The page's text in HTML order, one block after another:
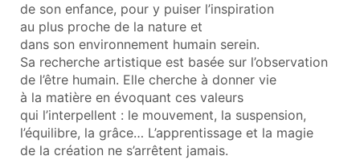
de son enfance, pour y puiser l’inspiration
au plus proche de la nature et
dans son environnement humain serein.
Sa recherche artistique est basée sur l’observation
de l’être humain. Elle cherche à donner vie
à la matière en évoquant ces valeurs
qui l’interpellent : le mouvement, la suspension,
l’équilibre, la grâce… L’apprentissage et la magie
de la création ne s’arrêtent jamais.